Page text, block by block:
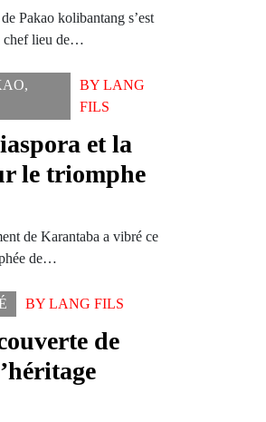
Pakao kolibantang s’est
chef lieu de…
,
BY LANG
FILS
et la
le triomphe
de Karantaba a vibré ce
de…
BYLANG FILS
de